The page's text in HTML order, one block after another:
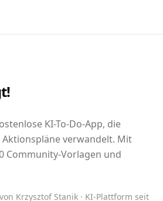
KI-To-Do-App, die
verwandelt. Mit
Community-Vorlagen und
Krzysztof Stanik · KI-Plattform seit